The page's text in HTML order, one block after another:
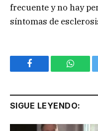
frecuente y no hay
síntomas de
Facebook
SIGUE LEYENDO: